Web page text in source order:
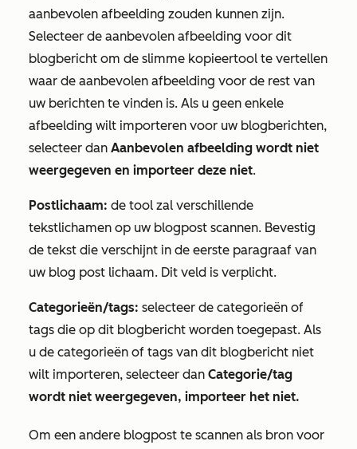
aanbevolen afbeelding zouden kunnen zijn.
Selecteer de aanbevolen afbeelding voor dit
blogbericht om de slimme kopieertool te vertellen
waar de aanbevolen afbeelding voor de rest van
uw berichten te vinden is. Als u geen enkele
afbeelding wilt importeren voor uw blogberichten,
selecteer dan Aanbevolen afbeelding wordt niet
weergegeven en importeer deze niet.
Postlichaam: de tool zal verschillende
tekstlichamen op uw blogpost scannen. Bevestig
de tekst die verschijnt in de eerste paragraaf van
uw blog post lichaam. Dit veld is verplicht.
Categorieën/tags: selecteer de categorieën of
tags die op dit blogbericht worden toegepast. Als
u de categorieën of tags van dit blogbericht niet
wilt importeren, selecteer dan Categorie/tag
wordt niet weergegeven, importeer het niet.
Om een andere blogpost te scannen als bron voor